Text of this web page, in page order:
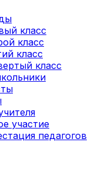
класс
класс
класс
класс
участие
педагогов